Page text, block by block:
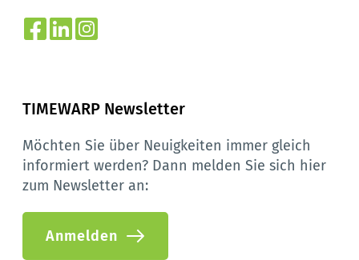
TIMEWARP Newsletter
Möchten Sie über Neuigkeiten immer gleich
informiert werden? Dann melden Sie sich hier
zum Newsletter an:
Anmelden